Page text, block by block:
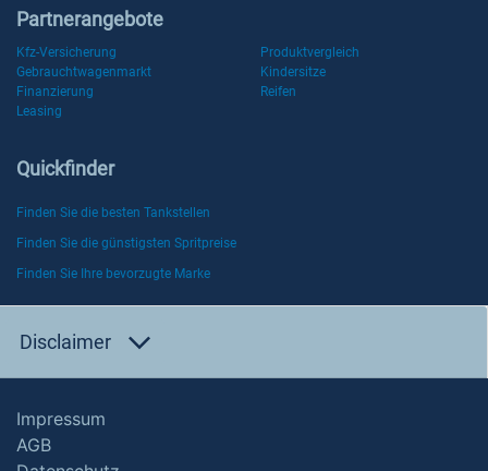
Partnerangebote
Kfz-Versicherung
Produktvergleich
Gebrauchtwagenmarkt
Kindersitze
Finanzierung
Reifen
Leasing
Quickfinder
Finden Sie die besten Tankstellen
Finden Sie die günstigsten Spritpreise
Finden Sie Ihre bevorzugte Marke
Disclaimer
Impressum
AGB